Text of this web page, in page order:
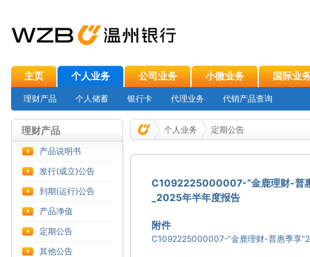
主页 个人业务 公司业务 小微业务 国际业
理财产品 个人储蓄 银行卡 代理业务 代销产品查询
理财产品
产品说明书
发行(成立)公告
到期(运行)公告
产品净值
定期公告
其他公告
个人业务 定期公告
C1092225000007-“金鹿理财-普
_2025年半年度报告
附件